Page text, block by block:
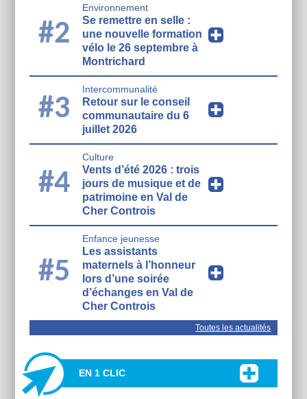
#2
Environnement
Se remettre en selle :
une nouvelle formation
vélo le 26 septembre à
Montrichard
#3
Intercommunalité
Retour sur le conseil
communautaire du 6
juillet 2026
#4
Culture
Vents d’été 2026 : trois
jours de musique et de
patrimoine en Val de
Cher Controis
#5
Enfance jeunesse
Les assistants
maternels à l’honneur
lors d’une soirée
d’échanges en Val de
Cher Controis
Toutes les actualités
EN 1 CLIC